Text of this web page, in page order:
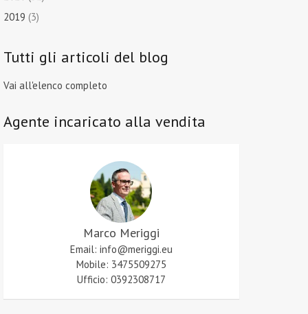
2019 (3)
Tutti gli articoli del blog
Vai all'elenco completo
Agente incaricato alla vendita
Marco Meriggi
Email: info@meriggi.eu
Mobile: 3475509275
Ufficio: 0392308717